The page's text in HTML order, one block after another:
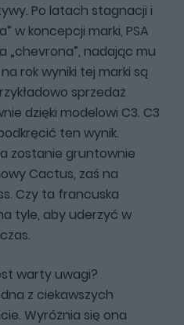
Po latach stagnacji i
w koncepcji marki, PSA
„chevrona”, nadając mu
rok wyniki tej marki są
sprzedaż
dzięki modelowi C3. C3
ten wynik.
zostanie gruntownie
Cactus, zaś na
Czy ta francuska
tyle, aby uderzyć w
warty uwagi?
z ciekawszych
Wyróżnia się ona